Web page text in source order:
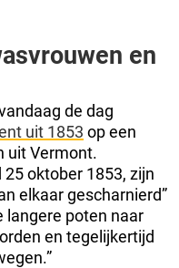
en
de dag
uit 1853 op een
uit Vermont.
oktober 1853, zijn
elkaar gescharnierd”
langere poten naar
en tegelijkertijd